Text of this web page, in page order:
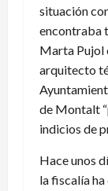
situación
encontraba
Marta Pujol
arquitecto
de Montalt
indicios de
Hace unos
la fiscalía